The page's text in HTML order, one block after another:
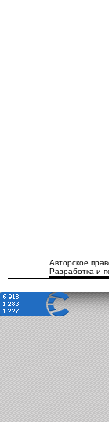
Авторское
Разработка и